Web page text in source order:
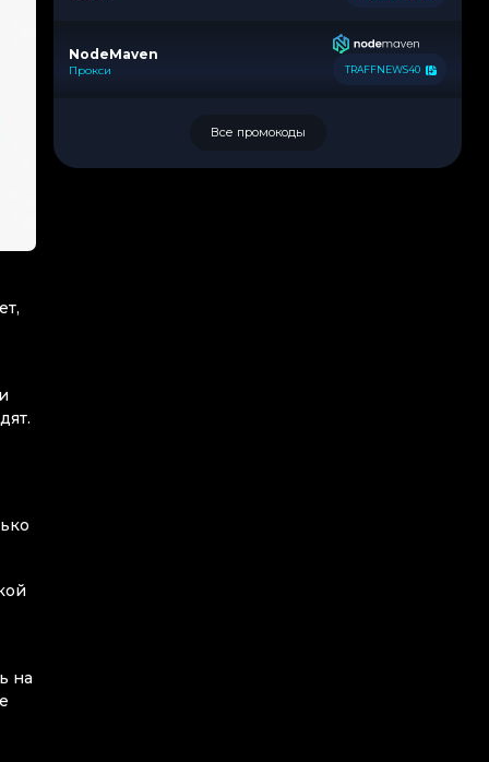
на
NodeMaven
Прокси TRAFFNEWS40
Все промокоды